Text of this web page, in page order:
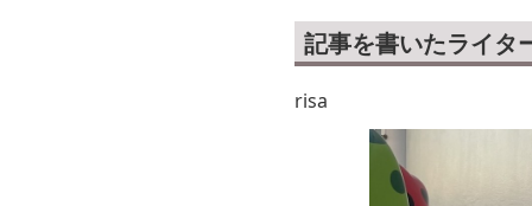
記事を書いたライタ
risa